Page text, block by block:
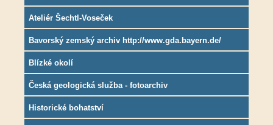
Ateliér Šechtl-Voseček
Bavorský zemský archiv http://www.gda.bayern.de/
Blízké okolí
Česká geologická služba - fotoarchiv
Historické bohatství